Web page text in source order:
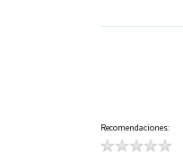
Recomendaciones: